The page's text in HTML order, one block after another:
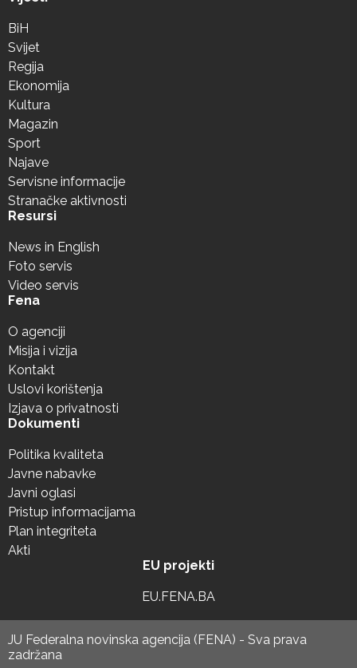
BiH
Svijet
Regija
Ekonomija
Kultura
Magazin
Sport
Najave
Servisne informacije
Stranačke aktivnosti
Resursi
News in English
Foto servis
Video servis
Fena
O agenciji
Misija i vizija
Kontakt
Uslovi korištenja
Izjava o privatnosti
Dokumenti
Politika kvaliteta
Javne nabavke
Javni oglasi
Pristup informacijama
Plan integriteta
Akti
EU projekti
EU.FENA.BA
JU Federalna novinska agencija (FENA) - Sva prava
zadržana